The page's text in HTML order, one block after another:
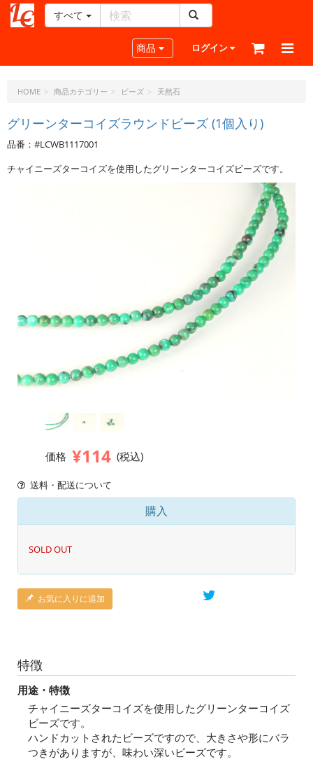
ー
ラ
ト・
ド
ッ
ト・
すべて
Toggle navigation
商品 ログイン
HOME 商品カテゴリー ビーズ 天然石
グリーンターコイズラウンドビーズ (1個入り)
品番：#LCWB1117001
チャイニーズターコイズを使用したグリーンターコイズビーズです。
価格 ¥114 (税込)
送料・配送について
購入
SOLD OUT
お気に入りに追加
特徴
用途・特徴
チャイニーズターコイズを使用したグリーンターコイズ
ビーズです。
ハンドカットされたビーズですので、大きさや形にバラ
つきがありますが、味わい深いビーズです。